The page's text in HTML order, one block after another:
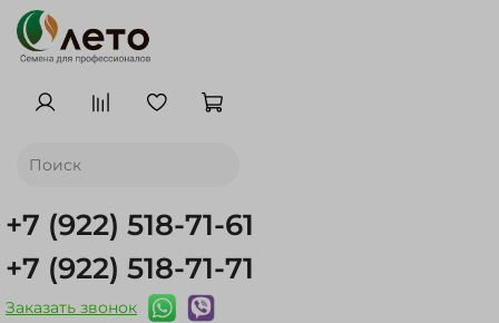
+7 (922) 518-71-61
+7 (922) 518-71-71
Заказать звонок